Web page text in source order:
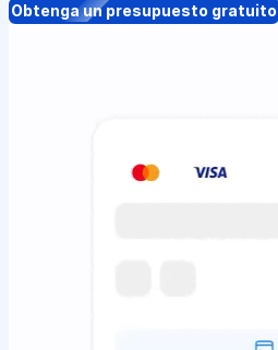
Obtenga un presupuesto gratuito